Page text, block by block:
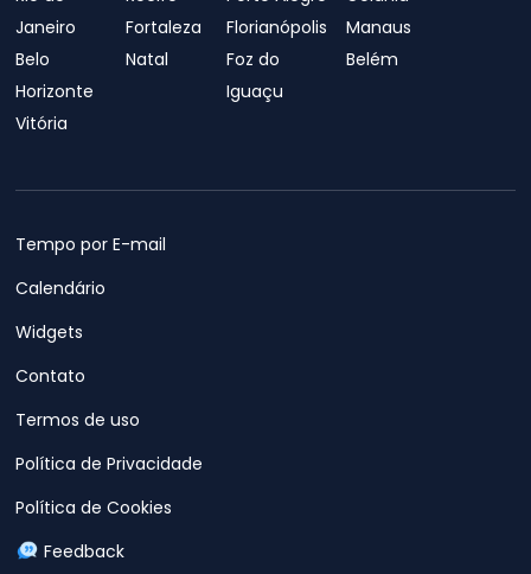
Janeiro
Belo
Horizonte
Vitória
Fortaleza
Natal
Florianópolis
Foz do
Iguaçu
Manaus
Belém
Tempo por E-mail
Calendário
Widgets
Contato
Termos de uso
Política de Privacidade
Política de Cookies
Feedback